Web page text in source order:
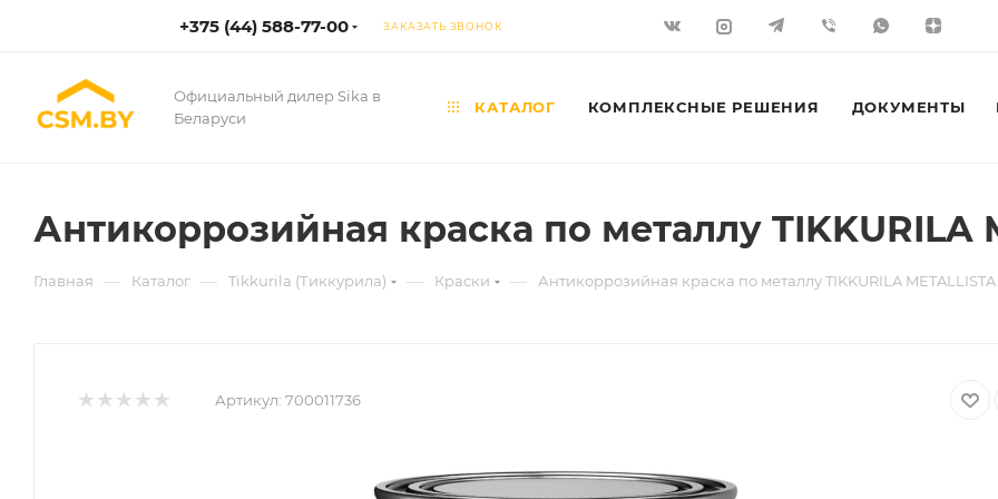
+375 (44) 588-77-00 ЗАКАЗАТЬ ЗВОНОК
Официальный дилер Sika в
Беларуси
КАТАЛОГ КОМПЛЕКСНЫЕ РЕШЕНИЯ ДОКУМЕНТЫ
Антикоррозийная краска по металлу TIKKURILA
Главная — Каталог — Tikkurila (Тиккурила) — Краски — Антикоррозийная краска по металлу TIKKURILA METALLISTA
Артикул: 700011736